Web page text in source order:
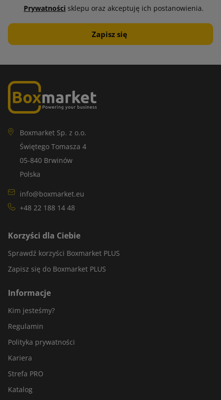
Prywatności sklepu oraz akceptuję ich postanowienia.
Boxmarket Sp. z o.o.
Świętego Tomasza 4
05-840 Brwinów
Polska
info@boxmarket.eu
+48 22 188 14 48
Korzyści dla Ciebie
Sprawdź korzyści Boxmarket PLUS
Zapisz się do Boxmarket PLUS
Informacje
Kim jesteśmy?
Regulamin
Polityka prywatności
Kariera
Strefa PRO
Katalog